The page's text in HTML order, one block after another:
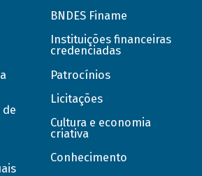
de
BNDES Finame
Instituições financeiras
credenciadas
Patrocínios
Licitações
Cultura e economia
criativa
Conhecimento